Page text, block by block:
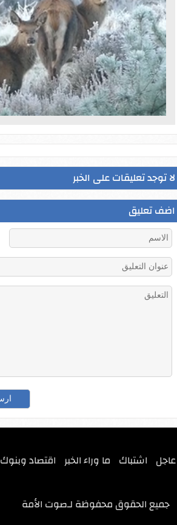
لا توجد تعليقات على الخبر
اضف تعليق
عاجل اشتباك ما وراء الخبر اقتصاد وبنوك
جميع الحقوق محفوظة لـصوت الأمة